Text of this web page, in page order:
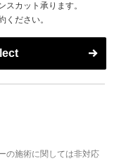
ちしております♪
けてまいりますので、ま
スカット承ります。
ください。
の施術に関しては非対応